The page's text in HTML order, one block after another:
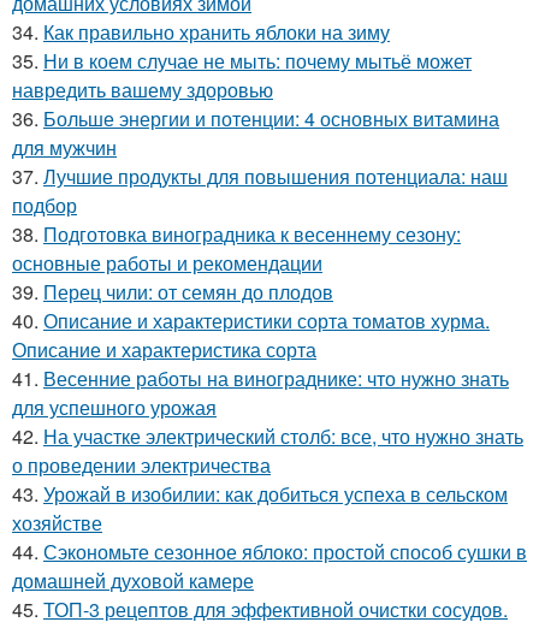
34. Как правильно хранить яблоки на зиму
35. Ни в коем случае не мыть: почему мытьё может
навредить вашему здоровью
36. Больше энергии и потенции: 4 основных витамина
для мужчин
37. Лучшие продукты для повышения потенциала: наш
подбор
38. Подготовка виноградника к весеннему сезону:
основные работы и рекомендации
39. Перец чили: от семян до плодов
40. Описание и характеристики сорта томатов хурма.
Описание и характеристика сорта
41. Весенние работы на винограднике: что нужно знать
для успешного урожая
42. На участке электрический столб: все, что нужно знать
о проведении электричества
43. Урожай в изобилии: как добиться успеха в сельском
хозяйстве
44. Сэкономьте сезонное яблоко: простой способ сушки в
домашней духовой камере
45. ТОП-3 рецептов для эффективной очистки сосудов.